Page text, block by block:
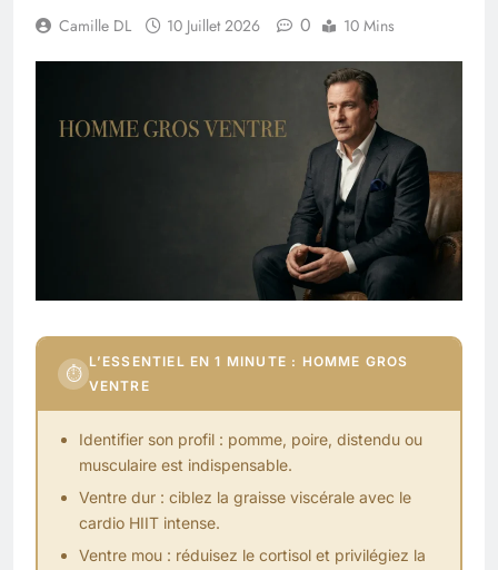
Camille DL 10 Juillet 2026 0 10 Mins
⏱
L’ESSENTIEL EN 1 MINUTE : HOMME GROS
VENTRE
Identifier son profil : pomme, poire, distendu ou
musculaire est indispensable.
Ventre dur : ciblez la graisse viscérale avec le
cardio HIIT intense.
Ventre mou : réduisez le cortisol et privilégiez la